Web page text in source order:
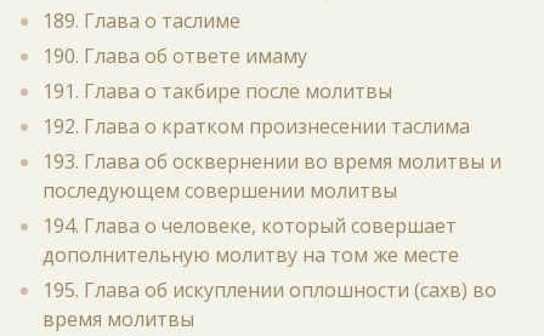
189. Глава о таслиме
190. Глава об ответе имаму
191. Глава о такбире после молитвы
192. Глава о кратком произнесении таслима
193. Глава об осквернении во время молитвы и
последующем совершении молитвы
194. Глава о человеке, который совершает
дополнительную молитву на том же месте
195. Глава об искуплении оплошности (сахв) во
время молитвы